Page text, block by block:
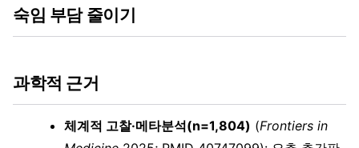
숙임 부담 줄이기
과학적 근거
체계적 고찰·메타분석(n=1,804) (Frontiers in